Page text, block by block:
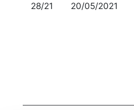
28/21 20/05/2021